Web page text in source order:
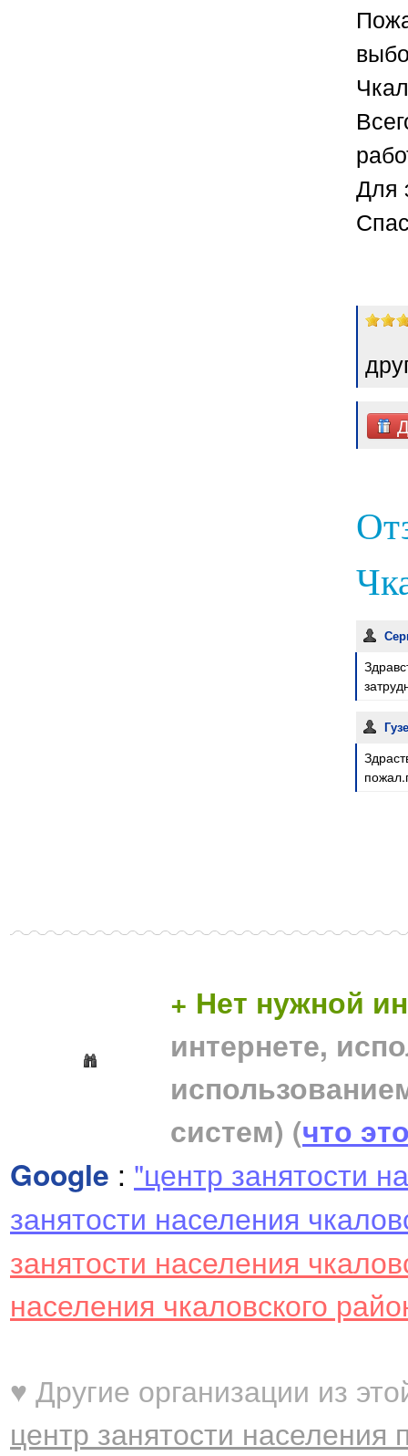
Для
+ Нет нужной
интернете,
систем) (что
Google : "центр занятости
занятости населения
занятости населения
населения чкаловского
♥ Другие организации из
центр занятости населения